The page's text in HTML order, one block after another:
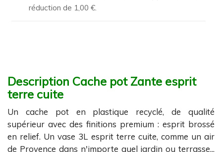
réduction de 1,00 €
Description Cache pot Zante esprit
terre cuite
Un cache pot en plastique recyclé, de qualité
supérieur avec des finitions premium : esprit brossé
en relief. Un vase 3L esprit terre cuite, comme un air
de Provence dans n'importe quel jardin ou terrasse...